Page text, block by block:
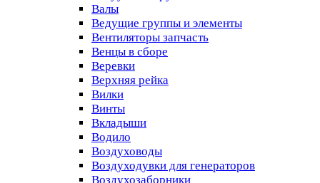
Валы
Ведущие группы и элементы
Вентиляторы запчасть
Венцы в сборе
Веревки
Верхняя рейка
Вилки
Винты
Вкладыши
Водило
Воздуховоды
Воздуходувки для генераторов
Воздухозаборники